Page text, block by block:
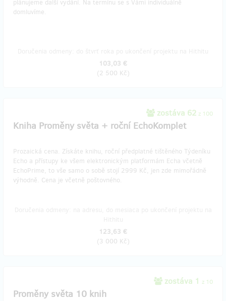
plánujeme další vydání. Na termínu se s Vámi individuálně
domluvíme.
103,03 €
(2 500 Kč)
zostáva 62 z 100
Kniha Proměny světa + roční EchoKomplet
Prozaická cena. Získáte knihu, roční předplatné tištěného Týdeníku
Echo a přístupy ke všem elektronickým platformám Echa včetně
EchoPrime, to vše samo o sobě stojí 2999 Kč, jen zde mimořádně
výhodně. Cena je včetně poštovného.
123,63 €
(3 000 Kč)
zostáva 1 z 10
Proměny světa 10 knih